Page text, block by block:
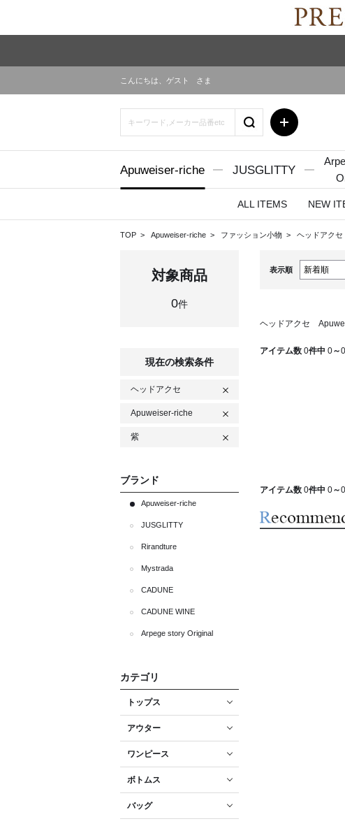
こんにちは、 ゲスト さま
Apuweiser-riche JUSGLITTY
ALL ITEMS NEW
TOP Apuweiser-riche ファッション小物 ヘッドアクセ
対象商品
0件
現在の検索条件
ヘッドアクセ
Apuweiser-riche
紫
ブランド
Apuweiser-riche
JUSGLITTY
Rirandture
Mystrada
CADUNE
CADUNE WINE
Arpege story Original
カテゴリ
トップス
アウター
ワンピース
ボトムス
バッグ
表示順
ヘッドアクセ
アイテム数 0件中 0～0
アイテム数 0件中 0～0